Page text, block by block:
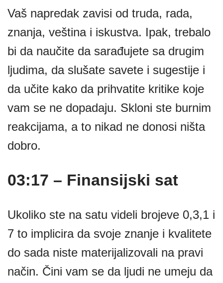
Vaš napredak zavisi od truda, rada,
znanja, veština i iskustva. Ipak, trebalo
bi da naučite da sarađujete sa drugim
ljudima, da slušate savete i sugestije i
da učite kako da prihvatite kritike koje
vam se ne dopadaju. Skloni ste burnim
reakcijama, a to nikad ne donosi ništa
dobro.
03:17 – Finansijski sat
Ukoliko ste na satu videli brojeve 0,3,1 i
7 to implicira da svoje znanje i kvalitete
do sada niste materijalizovali na pravi
način. Čini vam se da ljudi ne umeju da